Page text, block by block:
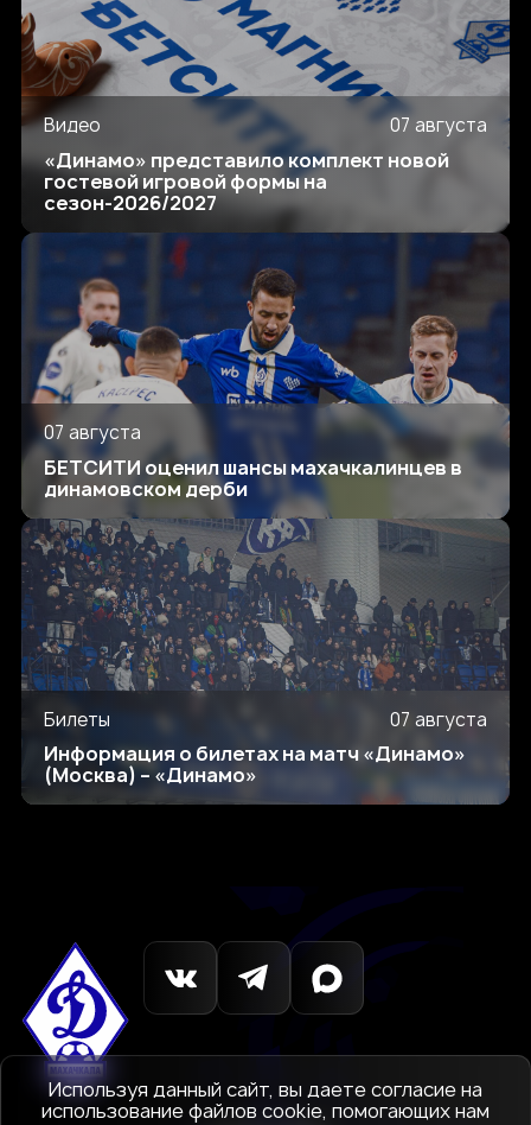
Видео 07 августа
«Динамо» представило комплект новой
гостевой игровой формы на
сезон-2026/2027
07 августа
БЕТСИТИ оценил шансы махачкалинцев в
динамовском дерби
Билеты 07 августа
Информация о билетах на матч «Динамо»
(Москва) – «Динамо»
Используя данный сайт, вы даете согласие на
использование файлов cookie, помогающих нам